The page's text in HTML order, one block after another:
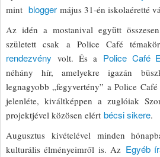
mint blogger május 31-én iskolaéretté
Az idén a mostanival együtt
született csak a Police Café
rendezvény volt. És a Police Café
néhány hír, amelyekre igazán
legnagyobb „fegyvertény” a Police Café
jelenléte, kiváltképpen a zuglóiak
projektjével közösen elért bécsi sikere.
Augusztus kivételével minden
kulturális élményeimről is. Az Egyéb